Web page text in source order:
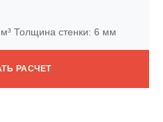
Толщина стенки: 6 мм
РАСЧЕТ